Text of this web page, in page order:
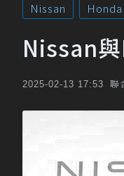
Nissan Honda
Nissan
2025-02-13 17:53 聯